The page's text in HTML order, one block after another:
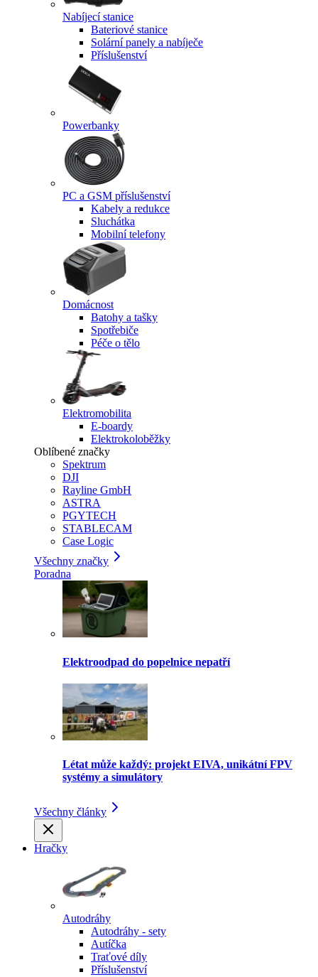
Nabíjecí stanice
Bateriové stanice
Solární panely a nabíječe
Příslušenství
Powerbanky
PC a GSM příslušenství
Kabely a redukce
Sluchátka
Mobilní telefony
Domácnost
Batohy a tašky
Spotřebiče
Péče o tělo
Elektromobilita
E-boardy
Elektrokoloběžky
Oblíbené značky
Spektrum
DJI
Rayline GmbH
ASTRA
PGYTECH
STABLECAM
Case Logic
Všechny značky
Poradna
Elektroodpad do popelnice nepatří
Létat může každý: projekt EIVA, unikátní FPV
systémy a simulátory
Všechny články
Hračky
Autodráhy
Autodráhy - sety
Autíčka
Traťové díly
Příslušenství